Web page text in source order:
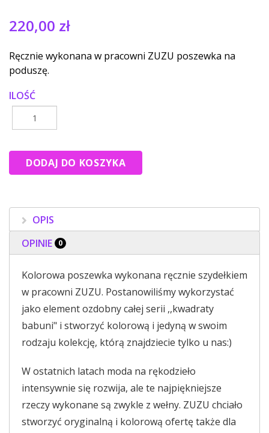
220,00 zł
Ręcznie wykonana w pracowni ZUZU poszewka na
poduszę.
ILOŚĆ
OPIS
OPINIE
0
Kolorowa poszewka wykonana ręcznie szydełkiem
w pracowni ZUZU. Postanowiliśmy wykorzystać
jako element ozdobny całej serii ,,kwadraty
babuni" i stworzyć kolorową i jedyną w swoim
rodzaju kolekcję, którą znajdziecie tylko u nas:)
W ostatnich latach moda na rękodzieło
intensywnie się rozwija, ale te najpiękniejsze
rzeczy wykonane są zwykle z wełny. ZUZU chciało
stworzyć oryginalną i kolorową ofertę także dla